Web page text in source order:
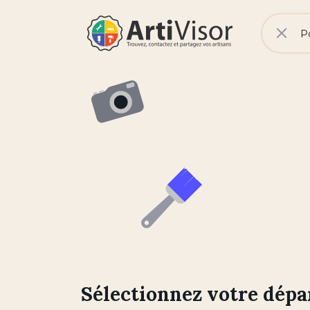
Sélectionnez votre